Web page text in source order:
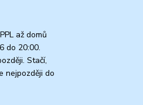
až domů
do 20:00.
Stačí,
nejpozději do